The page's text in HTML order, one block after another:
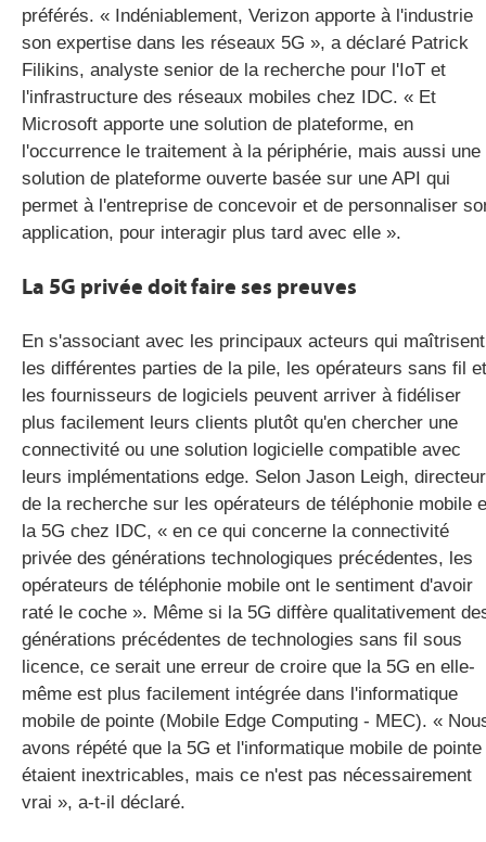
préférés. « Indéniablement, Verizon apporte à l'industrie
son expertise dans les réseaux 5G », a déclaré Patrick
Filikins, analyste senior de la recherche pour l'IoT et
l'infrastructure des réseaux mobiles chez IDC. « Et
Microsoft apporte une solution de plateforme, en
l'occurrence le traitement à la périphérie, mais aussi une
solution de plateforme ouverte basée sur une API qui
permet à l'entreprise de concevoir et de personnaliser
application, pour interagir plus tard avec elle ».
La 5G privée doit faire ses preuves
En s'associant avec les principaux acteurs qui maîtrisent
les différentes parties de la pile, les opérateurs sans fil et
les fournisseurs de logiciels peuvent arriver à fidéliser
plus facilement leurs clients plutôt qu'en chercher une
connectivité ou une solution logicielle compatible avec
leurs implémentations edge. Selon Jason Leigh, directeur
de la recherche sur les opérateurs de téléphonie mobile
la 5G chez IDC, « en ce qui concerne la connectivité
privée des générations technologiques précédentes, les
opérateurs de téléphonie mobile ont le sentiment d'avoir
raté le coche ». Même si la 5G diffère qualitativement
générations précédentes de technologies sans fil sous
licence, ce serait une erreur de croire que la 5G en elle-
même est plus facilement intégrée dans l'informatique
mobile de pointe (Mobile Edge Computing - MEC). «
avons répété que la 5G et l'informatique mobile de pointe
étaient inextricables, mais ce n'est pas nécessairement
vrai », a-t-il déclaré.